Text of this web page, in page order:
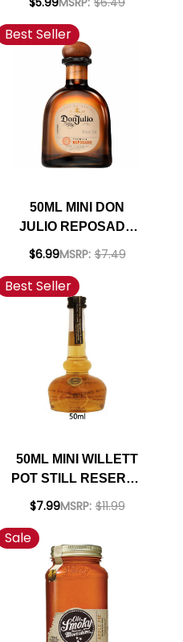
Best Seller
50ML MINI DON
JULIO REPOSADO
TEQUILA
$6.99MSRP: $7.49
Best Seller
50ML MINI WILLETT
POT STILL RESERVE
BOURBON WHISKEY
$7.99MSRP: $11.99
Sale